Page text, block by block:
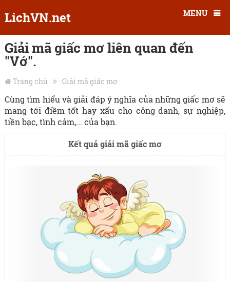
LichVN.net MENU
Giải mã giấc mơ liên quan đến
"Vớ".
Trang chủ Giải mã giấc mơ
Cùng tìm hiểu và giải đáp ý nghĩa của những giấc mơ sẽ
mang tới điềm tốt hay xấu cho công danh, sự nghiệp,
tiền bạc, tình cảm,... của bạn.
Kết quả giải mã giấc mơ